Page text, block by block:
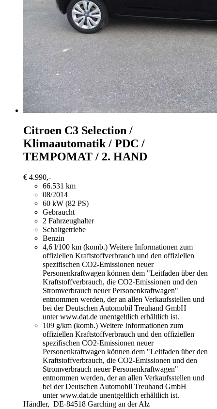
Citroen C3 Selection /
Klimaautomatik / PDC /
TEMPOMAT / 2. HAND
€ 4.990,-
66.531 km
08/2014
60 kW (82 PS)
Gebraucht
2 Fahrzeughalter
Schaltgetriebe
Benzin
4,6 l/100 km (komb.) Weitere Informationen zum
offiziellen Kraftstoffverbrauch und den offiziellen
spezifischen CO2-Emissionen neuer
Personenkraftwagen können dem "Leitfaden über den
Kraftstoffverbrauch, die CO2-Emissionen und den
Stromverbrauch neuer Personenkraftwagen"
entnommen werden, der an allen Verkaufsstellen und
bei der Deutschen Automobil Treuhand GmbH
unter www.dat.de unentgeltlich erhältlich ist.
109 g/km (komb.) Weitere Informationen zum
offiziellen Kraftstoffverbrauch und den offiziellen
spezifischen CO2-Emissionen neuer
Personenkraftwagen können dem "Leitfaden über den
Kraftstoffverbrauch, die CO2-Emissionen und den
Stromverbrauch neuer Personenkraftwagen"
entnommen werden, der an allen Verkaufsstellen und
bei der Deutschen Automobil Treuhand GmbH
unter www.dat.de unentgeltlich erhältlich ist.
Händler, DE-84518 Garching an der Alz